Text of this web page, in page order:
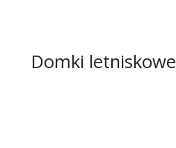
Domki letniskowe